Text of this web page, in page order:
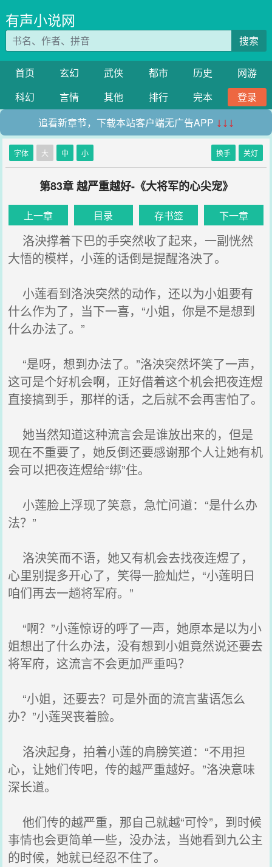
有声小说网
搜索
首页 玄幻 武侠 都市 历史
网游
科幻
言情 其他 排行 完本
登录
追看新章节，下载本站客户端无广告APP ↓↓↓
字体 大 中 小 换手 关灯
第83章 越严重越好-《大将军的心尖宠》
上一章 目录 存书签 下一章
洛泱撑着下巴的手突然收了起来，一副恍然
大悟的模样，小莲的话倒是提醒洛泱了。
小莲看到洛泱突然的动作，还以为小姐要有
什么作为了，当下一喜，“小姐，你是不是想到
什么办法了。”
“是呀，想到办法了。”洛泱突然坏笑了一声，
这可是个好机会啊，正好借着这个机会把夜连煜
直接搞到手，那样的话，之后就不会再害怕了。
她当然知道这种流言会是谁放出来的，但是
现在不重要了，她反倒还要感谢那个人让她有机
会可以把夜连煜给“绑”住。
小莲脸上浮现了笑意，急忙问道：“是什么办
法？”
洛泱笑而不语，她又有机会去找夜连煜了，
心里别提多开心了，笑得一脸灿烂，“小莲明日
咱们再去一趟将军府。”
“啊？”小莲惊讶的呼了一声，她原本是以为小
姐想出了什么办法，没有想到小姐竟然说还要去
将军府，这流言不会更加严重吗？
“小姐，还要去？可是外面的流言蜚语怎么
办？”小莲哭丧着脸。
洛泱起身，拍着小莲的肩膀笑道：“不用担
心，让她们传吧，传的越严重越好。”洛泱意味
深长道。
他们传的越严重，那自己就越“可怜”，到时候
事情也会更简单一些，没办法，当她看到九公主
的时候，她就已经忍不住了。